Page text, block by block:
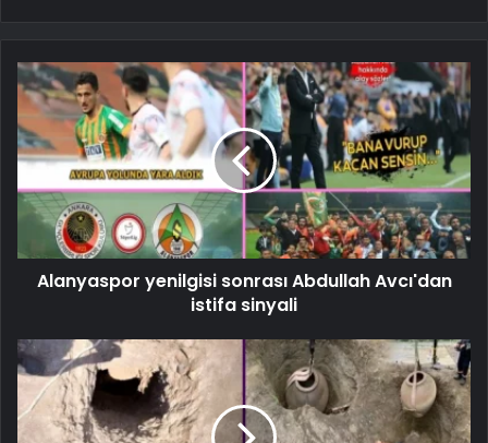
Alanyaspor yenilgisi sonrası Abdullah Avcı'dan
istifa sinyali